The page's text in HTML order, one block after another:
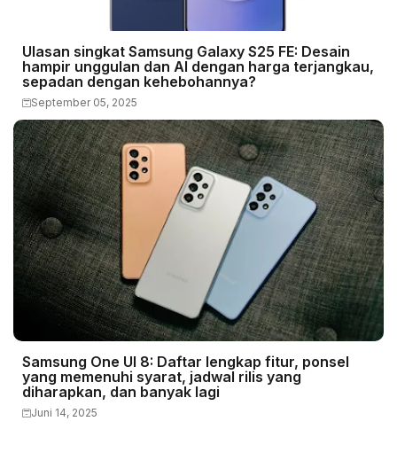
Ulasan singkat Samsung Galaxy S25 FE: Desain
hampir unggulan dan AI dengan harga terjangkau,
sepadan dengan kehebohannya?
September 05, 2025
Samsung One UI 8: Daftar lengkap fitur, ponsel
yang memenuhi syarat, jadwal rilis yang
diharapkan, dan banyak lagi
Juni 14, 2025